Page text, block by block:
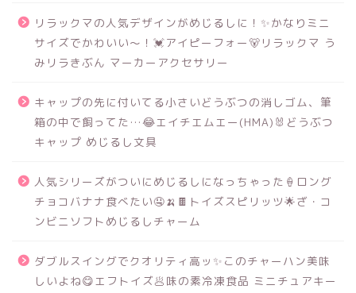
リラックマの人気デザインがめじるしに！✨かなりミニ
サイズでかわいい～！💓アイピーフォー🐻リラックマ う
みリラきぶん マーカーアクセサリー
キャップの先に付いてる小さいどうぶつの消しゴム、筆
箱の中で飼ってた…😂エイチエムエー(HMA)🐰どうぶつ
キャップ めじるし文具
人気シリーズがついにめじるしになっちゃった🍦ロング
チョコバナナ食べたい🤤🍌🍫トイズスピリッツ🌟ざ・コ
ンビニソフトめじるしチャーム
ダブルスイングでクオリティ高ッ✨このチャーハン美味
しいよね😋エフトイズ🥟味の素冷凍食品 ミニチュアキー